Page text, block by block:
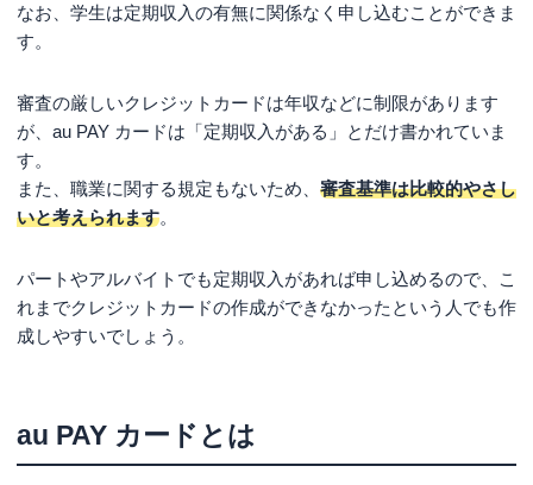
なお、学生は定期収入の有無に関係なく申し込むことができま
す。
審査の厳しいクレジットカードは年収などに制限があります
が、au PAY カードは「定期収入がある」とだけ書かれていま
す。
また、職業に関する規定もないため、 審査基準は比較的やさし
いと考えられます。
パートやアルバイトでも定期収入があれば申し込めるので、こ
れまでクレジットカードの作成ができなかったという人でも作
成しやすいでしょう。
au PAY カードとは